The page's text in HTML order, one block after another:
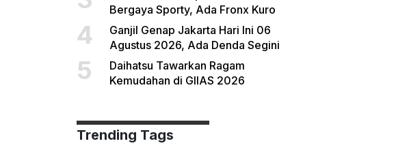
Bergaya Sporty, Ada Fronx Kuro
4
Ganjil Genap Jakarta Hari Ini 06
Agustus 2026, Ada Denda Segini
5
Daihatsu Tawarkan Ragam
Kemudahan di GIIAS 2026
Trending Tags